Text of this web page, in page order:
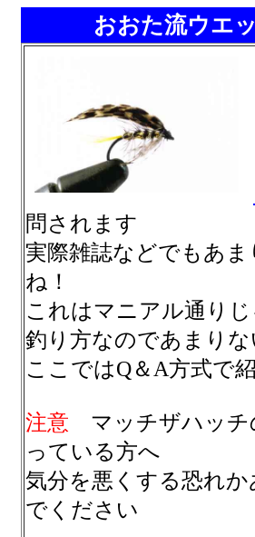
おおた流ウエ
問されます
実際雑誌などでもあ
ね！
これはマニアル通り
釣り方なのであまり
ここではQ＆A方式で
注意 マッチザハッチ
っている方へ
気分を悪くする恐れ
でください